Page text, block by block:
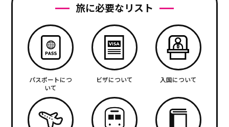
旅に必要なリスト
パスポートにつ
いて
ビザについて 入国について